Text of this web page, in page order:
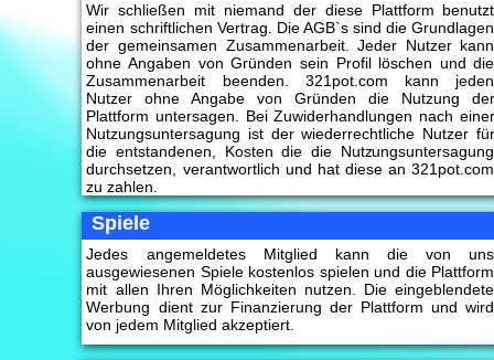
Wir schließen mit niemand der diese Plattform benutzt
einen schriftlichen Vertrag. Die AGB`s sind die Grundlagen
der gemeinsamen Zusammenarbeit. Jeder Nutzer kann
ohne Angaben von Gründen sein Profil löschen und die
Zusammenarbeit beenden. 321pot.com kann jeden
Nutzer ohne Angabe von Gründen die Nutzung der
Plattform untersagen. Bei Zuwiderhandlungen nach einer
Nutzungsuntersagung ist der wiederrechtliche Nutzer für
die entstandenen, Kosten die die Nutzungsuntersagung
durchsetzen, verantwortlich und hat diese an 321pot.com
zu zahlen.
Spiele
Jedes angemeldetes Mitglied kann die von uns
ausgewiesenen Spiele kostenlos spielen und die Plattform
mit allen Ihren Möglichkeiten nutzen. Die eingeblendete
Werbung dient zur Finanzierung der Plattform und wird
von jedem Mitglied akzeptiert.